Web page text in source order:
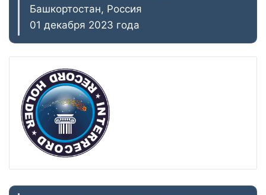
Башкортостан, Россия
01 декабря 2023 года